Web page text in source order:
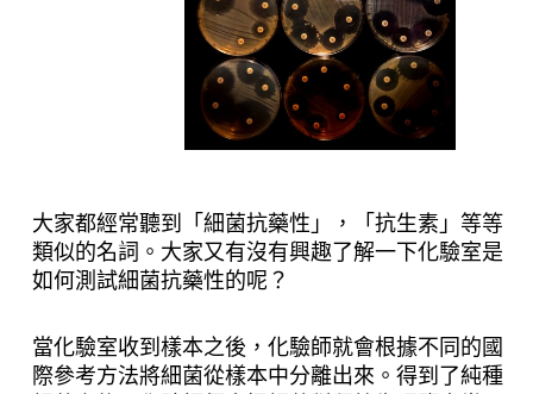
大家都經常聽到「細菌抗藥性」，「抗生素」等等
類似的名詞。大家又有沒有興趣了解一下化驗室是
如何測試細菌抗藥性的呢？
當化驗室收到樣本之後，化驗師就會根據不同的國
際參考方法將細菌從樣本中分離出來。 得到了純種